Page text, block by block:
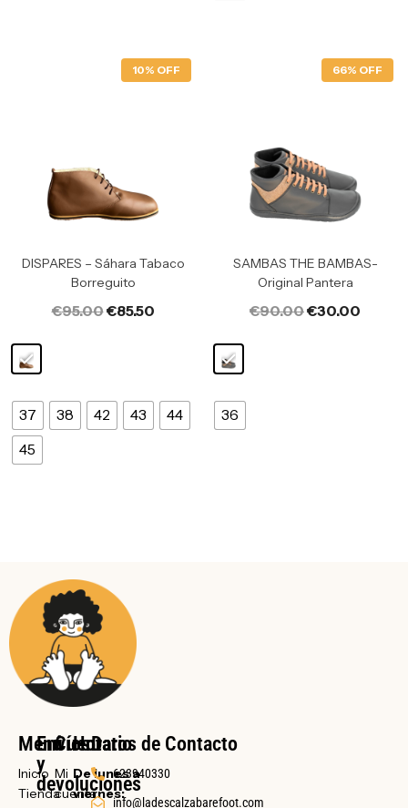
10% OFF
DISPARES – Sáhara Tabaco
Borreguito
€95.00€85.50
37 38 42 43
44
45
66% OFF
SAMBAS THE BAMBAS-
Original Pantera
€90.00€30.00
36
Menú
Inicio
Tienda
Envíos
y
devoluciones
Cuenta
Mi
cuenta
Horario
De lunes a
viernes:
Datos de Contacto
623940330
info@ladescalzabarefoot.com